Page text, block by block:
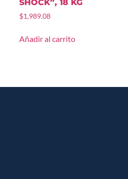
SHOCK”, 18 KG
$1,989.08
Añadir al carrito